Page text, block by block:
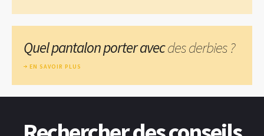
Quel pantalon porter avecdes derbies ?
EN SAVOIR PLUS